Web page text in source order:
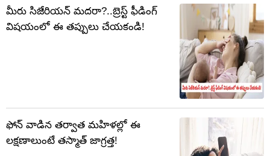
మీరు సిజేరియన్ మదరా?..బ్రెస్ట్ ఫీడింగ్
విషయంలో ఈ తప్పులు చేయకండి!
ఫోన్ వాడిన తర్వాత మహిళల్లో ఈ
లక్షణాలుంటే తస్మాత్ జాగ్రత్త!